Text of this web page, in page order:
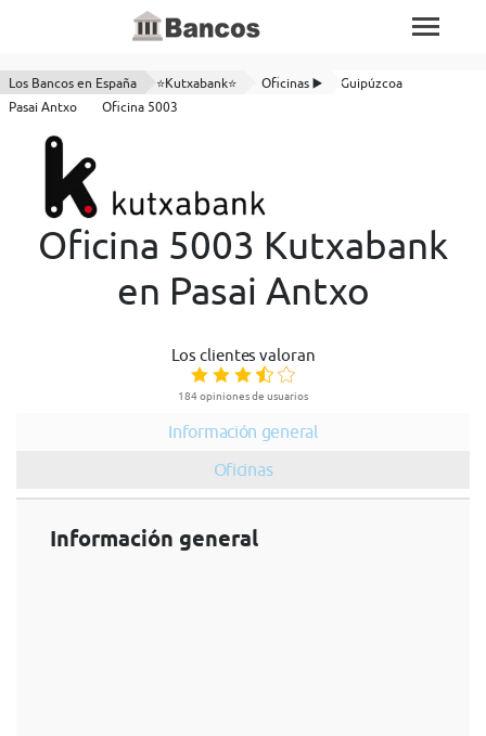
Los Bancos en España ⭐Kutxabank⭐ Oficinas ▶️
Guipúzcoa
Pasai Antxo
Oficina 5003
Oficina 5003 Kutxabank
en Pasai Antxo
Los clientes valoran
184 opiniones de usuarios
Información general
Oficinas
Información general